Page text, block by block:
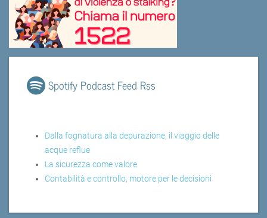
Spotify Podcast Feed Rss
Dalla fognatura alla depurazione, il viaggio delle
acque reflue
La sicurezza come valore
Contabilità e controllo, motore per le decisioni